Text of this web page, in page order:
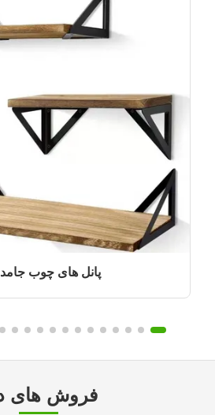
پانل های چوب جامد
فروش های